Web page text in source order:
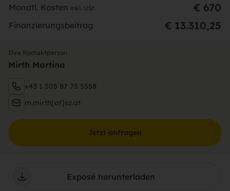
Monatl. Kosten inkl. USt € 670
Finanzierungsbeitrag € 13.310,25
Ihre Kontaktperson
Mirth Martina
+43 1 505 87 75 5558
m.mirth[at]sz.at
Jetzt anfragen
Exposé herunterladen